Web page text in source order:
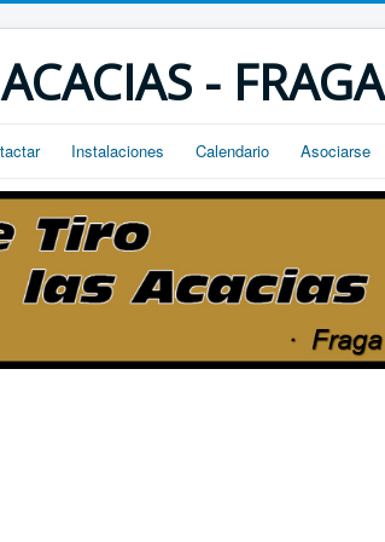
- FRAGA
Instalaciones Calendario Asociarse